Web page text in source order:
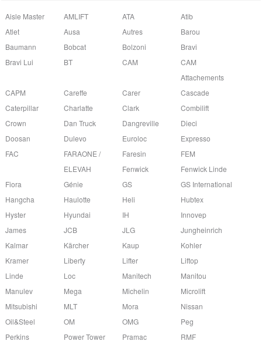
Aisle Master AMLIFT ATA
Atib
Atlet
Ausa Autres
Barou
Baumann
Bobcat Bolzoni
Bravi
Bravi Lui
BT CAM
CAM
Attachements
CAPM
Careffe Carer
Cascade
Caterpillar
Charlatte Clark
Combilift
Crown
Dan Truck Dangreville
Dieci
Doosan
Dulevo Euroloc
Expresso
FAC
FARAONE /
ELEVAH
Faresin
FEM
Fenwick
Fenwick Linde
Fiora
Génie GS
GS International
Hangcha
Haulotte Heli
Hubtex
Hyster
Hyundai IH
Innovep
James
JCB JLG
Jungheinrich
Kalmar
Kärcher Kaup
Kohler
Kramer
Liberty Lifter
Liftop
Linde
Loc Manitech
Manitou
Manulev
Mega Michelin
Microlift
Mitsubishi
MLT Mora
Nissan
Oil&Steel
OM OMG
Peg
Perkins
Power Tower Pramac RMF